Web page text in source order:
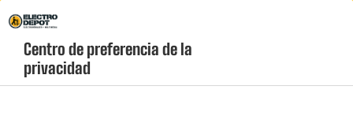
Menú
geolocation-header-icon-text
account
Centro de preferencia de la
privacidad